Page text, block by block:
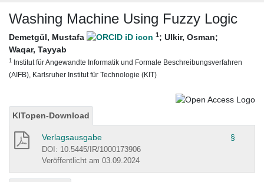
Washing Machine Using Fuzzy Logic
Demetgül, Mustafa 1; Ulkir, Osman;
Waqar, Tayyab
1 Institut für Angewandte Informatik und Formale Beschreibungsverfahren
(AIFB), Karlsruher Institut für Technologie (KIT)
KITopen-Download
Verlagsausgabe §
DOI: 10.5445/IR/1000173906
Veröffentlicht am 03.09.2024